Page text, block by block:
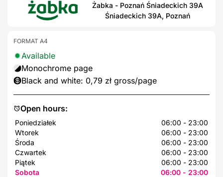
Żabka - Poznań Śniadeckich 39A
Śniadeckich 39A, Poznań
Open hours:
Poniedziałek
06:00 - 23:00
Wtorek
06:00 - 23:00
Środa
06:00 - 23:00
Czwartek
06:00 - 23:00
Piątek
06:00 - 23:00
Sobota
06:00 - 23:00
FORMAT A4
Available
Monochrome page
Black and white: 0,79 zł gross/page